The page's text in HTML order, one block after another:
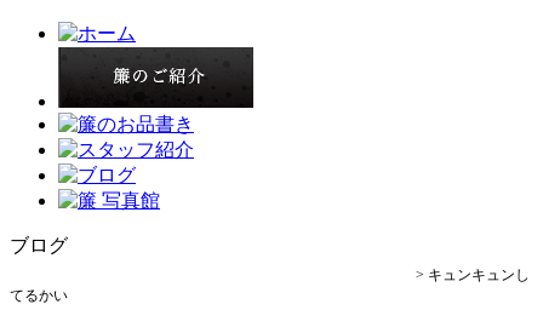
ブログ
> キュンキュンし
てるかい